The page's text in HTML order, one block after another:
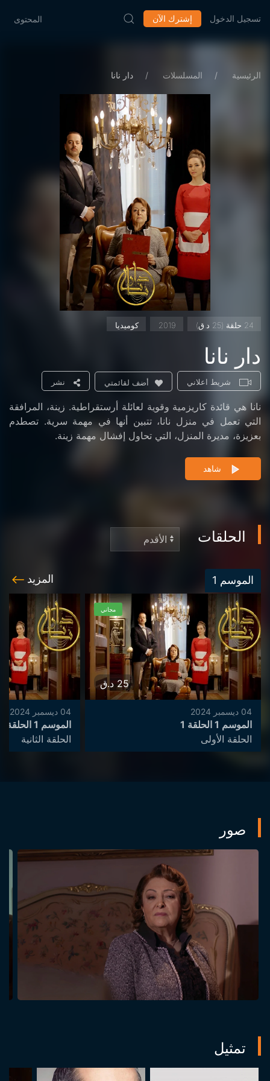
المحتوى إشترك الآن تسجيل الدخول
الرئيسية المسلسلات دار نانا
2019 كوميديا
دار نانا
شريط اعلاني أضف لقائمتي نشر
نانا هي قائدة كاريزمية وقوية لعائلة أرستقراطية. زينة، المرافقة
التي تعمل في منزل نانا، تتبين أنها في مهمة سرية. تصطدم
بعزيزة، مديرة المنزل، التي تحاول إفشال مهمة زينة.
شاهد
الحلقات
الموسم 1 المزيد
مجاني
25 د.ق
04 ديسمبر 2024
الموسم 1 الحلقة 1
الحلقة الأولى
04 ديسمبر 2024
الموسم 1 الحلقة 2
الحلقة الثانية
صور
تمثيل